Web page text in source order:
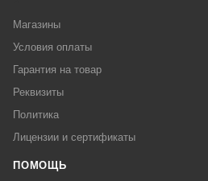
Магазины
Условия оплаты
Гарантия на товар
Реквизиты
Политика
Лицензии и сертификаты
ПОМОЩЬ